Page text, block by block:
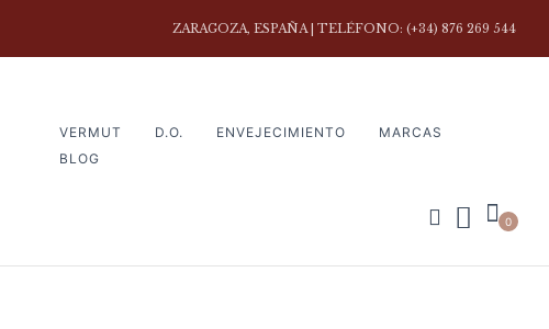
ZARAGOZA, ESPAÑA | TELÉFONO: (+34) 876 269 544
VERMUT D.O. ENVEJECIMIENTO
MARCAS
BLOG
0